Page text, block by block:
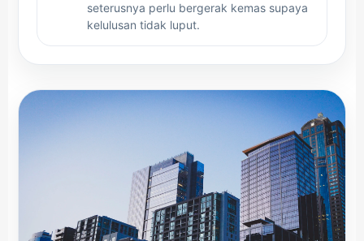
seterusnya perlu bergerak kemas supaya
kelulusan tidak luput.